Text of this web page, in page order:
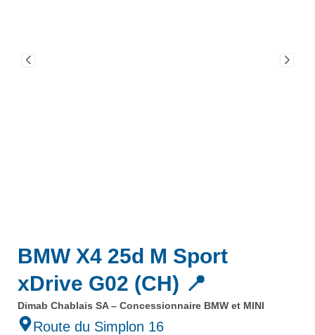
BMW X4 25d M Sport
xDrive G02 (CH) 📍
Dimab Chablais SA – Concessionnaire BMW et MINI
Route du Simplon 16